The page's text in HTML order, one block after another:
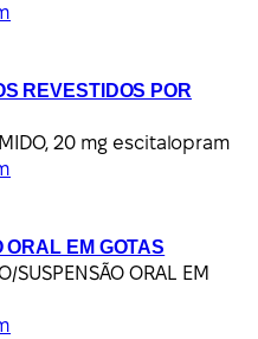
REVESTIDOS POR
20 mg escitalopram
ORAL EM GOTAS
SUSPENSÃO ORAL EM